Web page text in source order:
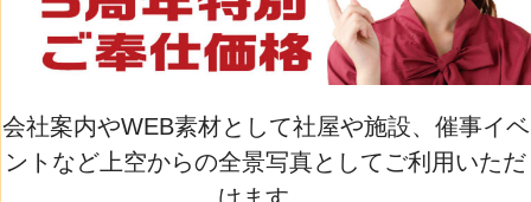
会社案内やWEB素材として社屋や施設、催事イベ
ントなど上空からの全景写真としてご利用いただ